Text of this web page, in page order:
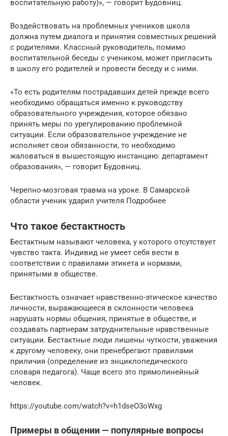
воспитательную работу)», — говорит Будовниц.
Воздействовать на проблемных учеников школа
должна путем диалога и принятия совместных решений
с родителями. Классный руководитель, помимо
воспитательной беседы с учеником, может пригласить
в школу его родителей и провести беседу и с ними.
«То есть родителям пострадавших детей прежде всего
необходимо обращаться именно к руководству
образовательного учреждения, которое обязано
принять меры по урегулированию проблемной
ситуации. Если образовательное учреждение не
исполняет свои обязанности, то необходимо
жаловаться в вышестоящую инстанцию: департамент
образования», — говорит Будовниц.
Черепно-мозговая травма на уроке. В Самарской
области ученик ударил учителя Подробнее
Что такое бестактность
Бестактным называют человека, у которого отсутствует
чувство такта. Индивид не умеет себя вести в
соответствии с правилами этикета и нормами,
принятыми в обществе.
Бестактность означает нравственно-этическое качество
личности, выражающееся в склонности человека
нарушать нормы общения, принятые в обществе, и
создавать партнерам затруднительные нравственные
ситуации. Бестактные люди лишены чуткости, уважения
к другому человеку, они пренебрегают правилами
приличия (определение из энциклопедического
словаря педагога). Чаще всего это прямолинейный
человек.
https://youtube.com/watch?v=h1dseO3oWxg
Примеры в общении — популярные вопросы